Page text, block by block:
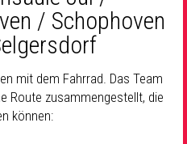
/ Schophoven
mit dem Fahrrad. Das Team
Route zusammengestellt, die
können: